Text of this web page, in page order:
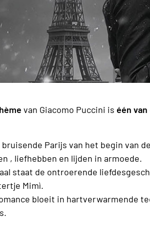
van Giacomo Puccini is één
Parijs van het begin van
, liefhebben en lijden in armoede.
staat de ontroerende
Mimì.
bloeit in hartverwarmende